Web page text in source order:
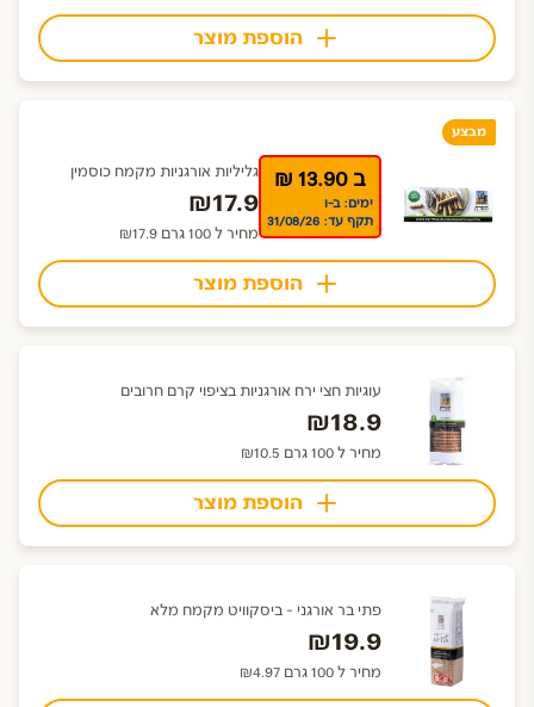
הוספת מוצר
מבצע
ב 13.90 ₪
ימים: ב-ו
תקף עד: 31/08/26
גליליות אורגניות מקמח כוסמין
₪17.9
מחיר ל 100 גרם ₪17.9
הוספת מוצר
עוגיות חצי ירח אורגניות בציפוי קרם חרובים
₪18.9
מחיר ל 100 גרם ₪10.5
הוספת מוצר
פתי בר אורגני - ביסקוויט מקמח מלא
₪19.9
מחיר ל 100 גרם ₪4.97